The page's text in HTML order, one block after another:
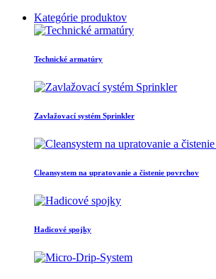
Kategórie produktov
Technické armatúry
Zavlažovací systém Sprinkler
Cleansystem na upratovanie a čistenie povrchov
Hadicové spojky